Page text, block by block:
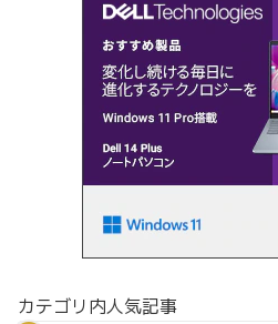
カテゴリ内人気記事